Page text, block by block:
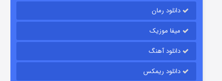
رویایی برای تو
قسمت
دانلود رمان
میفا موزیک
دانلود آهنگ
دانلود ریمکس